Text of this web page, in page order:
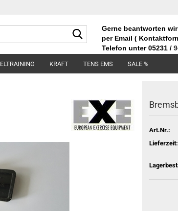
Suche...Gerne beantworten
per Email (
Telefon unter05231 /
KRAFT TENS EMS SALE %
Art.Nr.:
Lieferzeit: